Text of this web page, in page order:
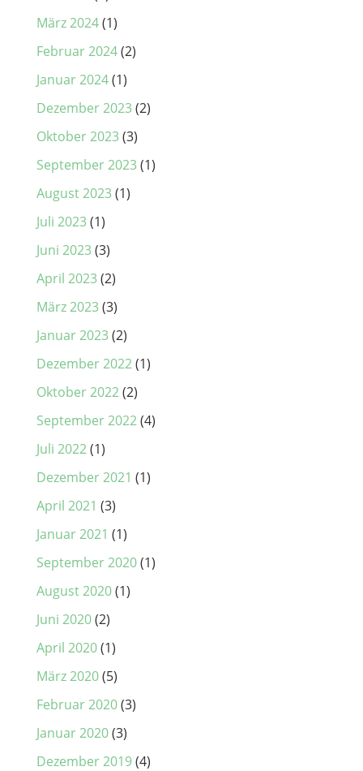
März 2024(1)
Februar 2024(2)
Januar 2024(1)
Dezember 2023(2)
Oktober 2023(3)
September 2023(1)
August 2023(1)
Juli 2023(1)
Juni 2023(3)
April 2023(2)
März 2023(3)
Januar 2023(2)
Dezember 2022(1)
Oktober 2022(2)
September 2022(4)
Juli 2022(1)
Dezember 2021 (1)
April 2021 (3)
Januar 2021 (1)
September 2020(1)
August 2020(1)
Juni 2020(2)
April 2020(1)
März 2020(5)
Februar 2020(3)
Januar 2020(3)
Dezember 2019(4)